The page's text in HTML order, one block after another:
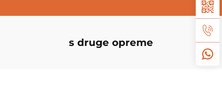
s druge opreme